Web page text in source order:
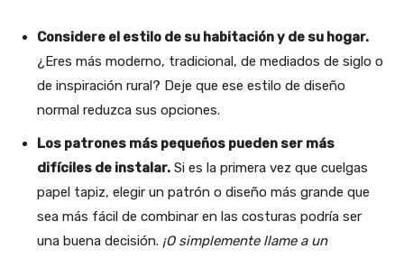
Considere el estilo de su habitación y de su hogar.
¿Eres más moderno, tradicional, de mediados de siglo o
de inspiración rural? Deje que ese estilo de diseño
normal reduzca sus opciones.
Los patrones más pequeños pueden ser más
difíciles de instalar. Si es la primera vez que cuelgas
papel tapiz, elegir un patrón o diseño más grande que
sea más fácil de combinar en las costuras podría ser
una buena decisión. ¡O simplemente llame a un